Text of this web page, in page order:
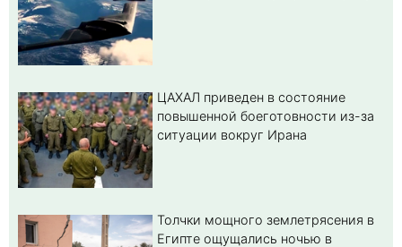
ЦАХАЛ приведен в состояние
повышенной боеготовности из-за
ситуации вокруг Ирана
Толчки мощного землетрясения в
Египте ощущались ночью в